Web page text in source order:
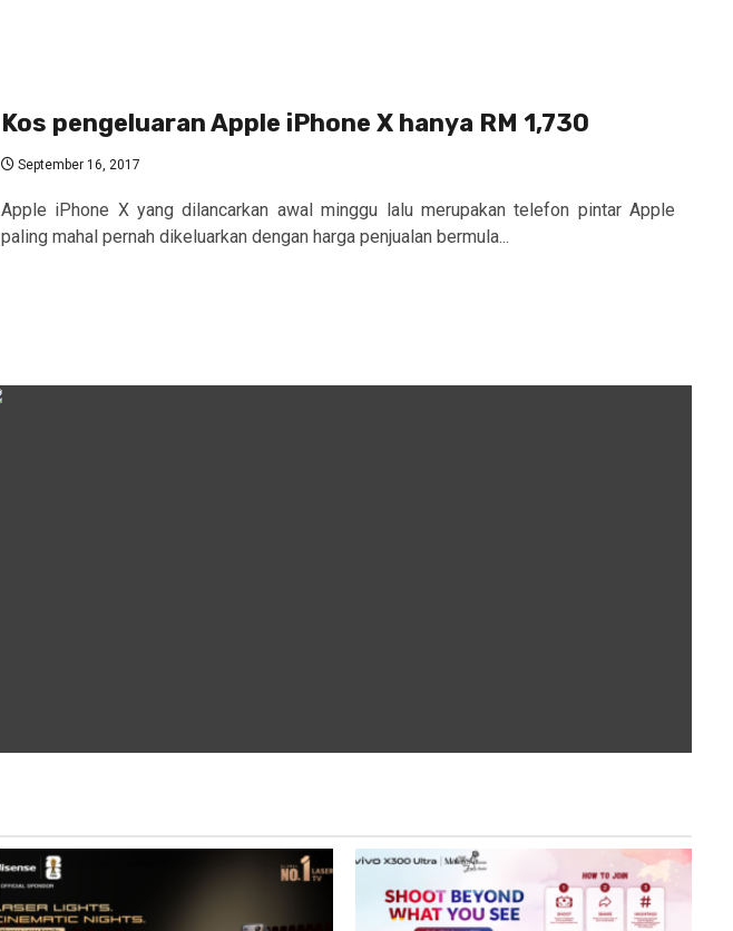
Kos pengeluaran Apple iPhone X hanya RM 1,730
September 16, 2017
Apple iPhone X yang dilancarkan awal minggu lalu merupakan telefon pintar Apple
paling mahal pernah dikeluarkan dengan harga penjualan bermula...